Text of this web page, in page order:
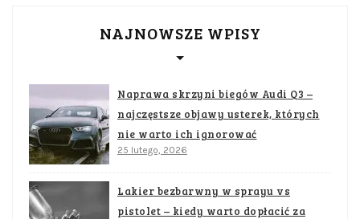
NAJNOWSZE WPISY
Naprawa skrzyni biegów Audi Q3 –
najczęstsze objawy usterek, których
nie warto ich ignorować
25 lutego, 2026
Lakier bezbarwny w sprayu vs
pistolet – kiedy warto dopłacić za